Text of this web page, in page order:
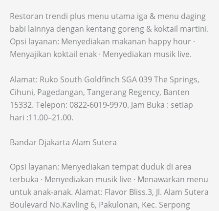
Restoran trendi plus menu utama iga & menu daging
babi lainnya dengan kentang goreng & koktail martini.
Opsi layanan: Menyediakan makanan happy hour ·
Menyajikan koktail enak · Menyediakan musik live.
Alamat: Ruko South Goldfinch SGA 039 The Springs,
Cihuni, Pagedangan, Tangerang Regency, Banten
15332. Telepon: 0822-6019-9970. Jam Buka : setiap
hari :11.00–21.00.
Bandar Djakarta Alam Sutera
Opsi layanan: Menyediakan tempat duduk di area
terbuka · Menyediakan musik live · Menawarkan menu
untuk anak-anak. Alamat: Flavor Bliss.3, Jl. Alam Sutera
Boulevard No.Kavling 6, Pakulonan, Kec. Serpong